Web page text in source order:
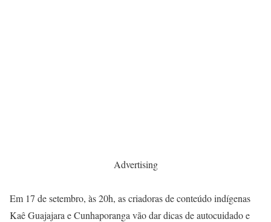
Advertising
Em 17 de setembro, às 20h, as criadoras de conteúdo indígenas
Kaê Guajajara e Cunhaporanga vão dar dicas de autocuidado e